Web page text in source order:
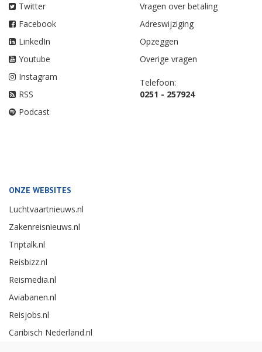
Twitter
Facebook
LinkedIn
Youtube
Instagram
RSS
Podcast
Vragen over betaling
Adreswijziging
Opzeggen
Overige vragen
Telefoon:
0251 - 257924
ONZE WEBSITES
Luchtvaartnieuws.nl
Zakenreisnieuws.nl
Triptalk.nl
Reisbizz.nl
Reismedia.nl
Aviabanen.nl
Reisjobs.nl
Caribisch Nederland.nl